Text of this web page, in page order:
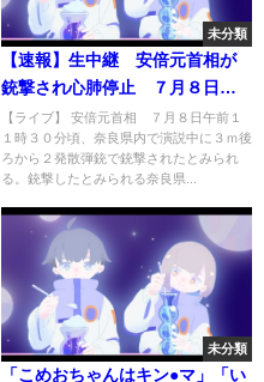
未分類
【速報】生中継 安倍元首相が
銃撃され心肺停止 ７月８日午
前、参院選の応援演説中に３ｍ
後ろから２発散弾銃で銃撃され
たとみられ、銃撃したとみられ
人未遂容疑で逮捕 １２時すぎ
【ライブ】 安倍元首相 ７月８日午前１
１時３０分頃、奈良県内で演説中に３ｍ後
ろから２発散弾銃で銃撃されたとみられ
る。銃撃したとみられる奈良県...
未分類
「こめおちゃんはキン●マ」「い